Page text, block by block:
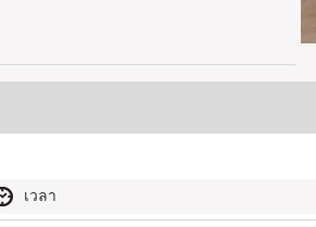
เวลา